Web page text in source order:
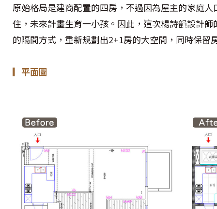
原始格局是建商配置的四房，不過因為屋主的家庭
住，未來計畫生育一小孩。因此，這次楊詩韻設計
的隔間方式，重新規劃出2+1房的大空間，同時保留
▎平面圖